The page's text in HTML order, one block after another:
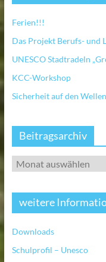
Ferien!!!
Das Projekt Berufs- und
UNESCO Stadtradeln
KCC-Workshop
Sicherheit auf den
Beitragsarchiv
weitere
Downloads
Schulprofil – Unesco